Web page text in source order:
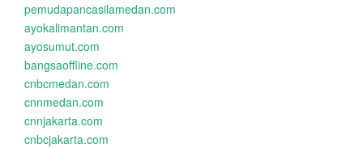
pemudapancasilamedan.com
ayokalimantan.com
ayosumut.com
bangsaoffline.com
cnbcmedan.com
cnnmedan.com
cnnjakarta.com
cnbcjakarta.com